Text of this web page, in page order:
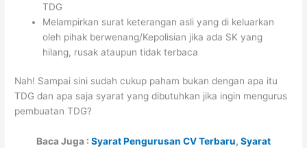
TDG
Melampirkan surat keterangan asli yang di keluarkan
oleh pihak berwenang/Kepolisian jika ada SK yang
hilang, rusak ataupun tidak terbaca
Nah! Sampai sini sudah cukup paham bukan dengan apa itu
TDG dan apa saja syarat yang dibutuhkan jika ingin mengurus
pembuatan TDG?
Baca Juga : Syarat Pengurusan CV Terbaru, Syarat